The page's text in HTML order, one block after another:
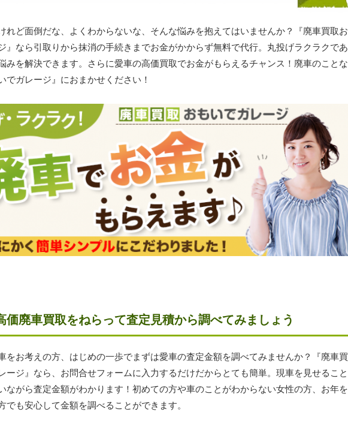
れど面倒だな、よくわからないな、そんな悩みを抱えてはいませんか？『廃車買取お
』なら引取りから抹消の手続きまでお金がかからず無料で代行。丸投げラクラクであ
みを解決できます。さらに愛車の高価買取でお金がもらえるチャンス！廃車のことな
でガレージ』におまかせください！
価廃車買取をねらって査定見積から調べてみましょう
をお考えの方、はじめの一歩でまずは愛車の査定金額を調べてみませんか？『廃車買
ージ』なら、お問合せフォームに入力するだけだからとても簡単。現車を見せること
ながら査定金額がわかります！初めての方や車のことがわからない女性の方、お年を
でも安心して金額を調べることができます。